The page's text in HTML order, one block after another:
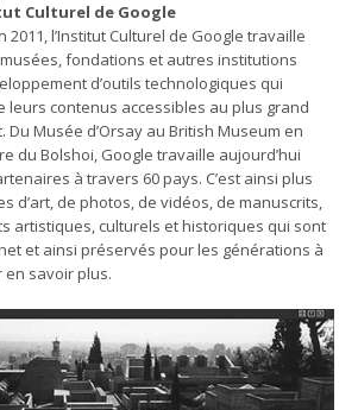
Culturel de Google
l’Institut Culturel de Google travaille
fondations et autres institutions
d’outils technologiques qui
leurs contenus accessibles au plus grand
Musée d’Orsay au British Museum en
du Bolshoi, Google travaille aujourd’hui
à travers 60 pays. C’est ainsi plus
d’art, de photos, de vidéos, de manuscrits,
artistiques, culturels et historiques qui sont
et ainsi préservés pour les générations à
en savoir plus.